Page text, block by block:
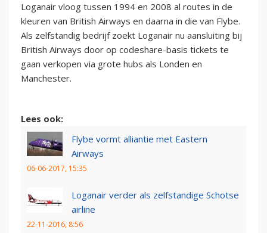
Loganair vloog tussen 1994 en 2008 al routes in de
kleuren van British Airways en daarna in die van Flybe.
Als zelfstandig bedrijf zoekt Loganair nu aansluiting bij
British Airways door op codeshare-basis tickets te
gaan verkopen via grote hubs als Londen en
Manchester.
Lees ook:
Flybe vormt alliantie met Eastern
Airways
06-06-2017, 15:35
Loganair verder als zelfstandige Schotse
airline
22-11-2016, 8:56